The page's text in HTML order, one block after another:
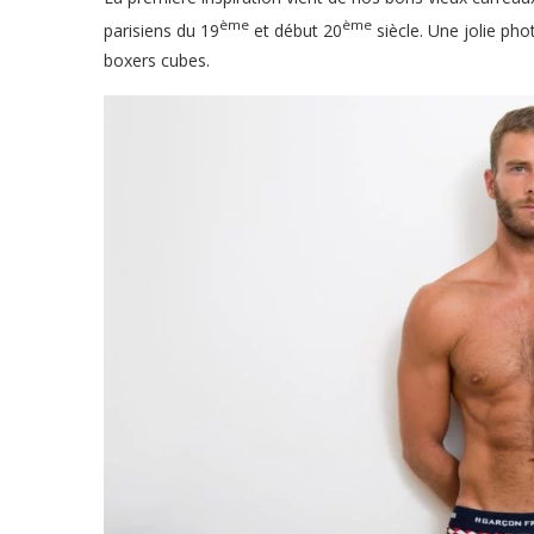
parisiens du 19ème et début 20ème siècle. Une jolie
boxers cubes.